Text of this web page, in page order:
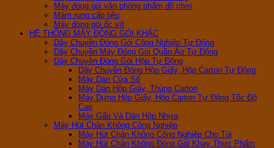
Máy đóng gói văn phòng phẩm đồ chơi
Mâm rung cấp liệu
Máy đóng gói ốc vít
HỆ THỐNG MÁY ĐÓNG GÓI KHÁC
Dây Chuyền Đóng Gói Công Nghiệp Tự Động
Dây Chuyền Máy Đóng Gói Quần Áo Tự Động
Dây Chuyền Đóng Gói Hộp Tự Động
Dây Chuyền Đóng Hộp Giấy, Hộp Carton Tự Động
Máy Dán Cửa Sổ
Máy Dán Hộp Giấy, Thùng Carton
Máy Dựng Hộp Giấy, Hộp Carton Tự Động Tốc Độ
Cao
Máy Gấp Và Dán Hộp Nhựa
Máy Hút Chân Không Công Nghiệp
Máy Hút Chân Không Công Nghiệp Cho Túi
Máy Hút Chân Không Đóng Gói Khay Thực Phẩm